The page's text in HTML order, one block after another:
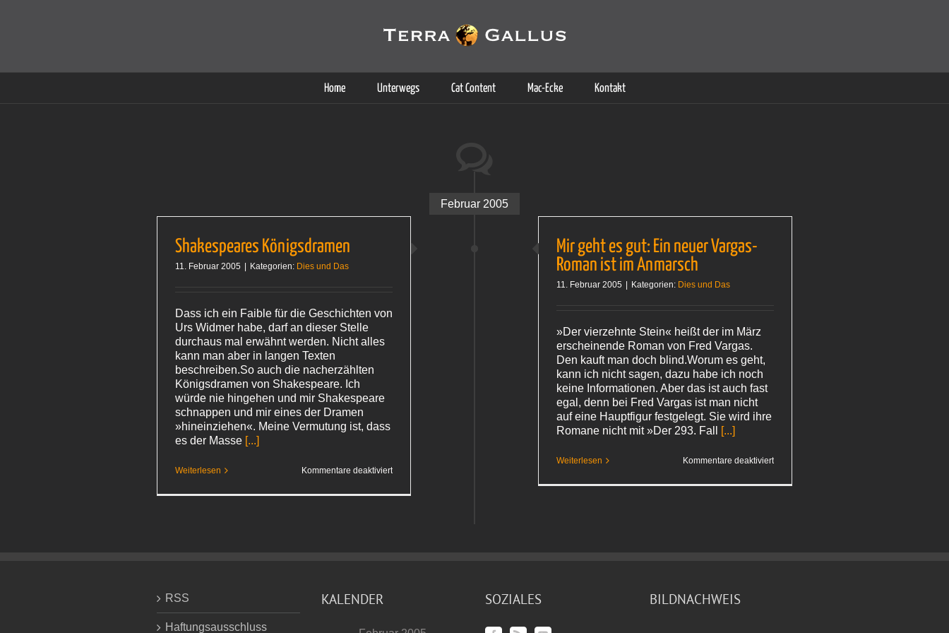
Home Unterwegs Cat Content Mac-Ecke Kontakt
Februar 2005
Shakespeares Königsdramen
11. Februar 2005 Kategorien: Dies und Das
Dass ich ein Faible für die Geschichten von
Urs Widmer habe, darf an dieser Stelle
durchaus mal erwähnt werden. Nicht alles
kann man aber in langen Texten
beschreiben.So auch die nacherzählten
Königsdramen von Shakespeare. Ich
würde nie hingehen und mir Shakespeare
schnappen und mir eines der Dramen
»hineinziehen«. Meine Vermutung ist, dass
es der Masse [...]
Weiterlesen Kommentare deaktiviertfür
Mir geht es gut: Ein neuer Vargas-
Roman ist im Anmarsch
11. Februar 2005 Kategorien: Dies und Das
»Der vierzehnte Stein« heißt der im März
erscheinende Roman von Fred Vargas.
Den kauft man doch blind.Worum es geht,
kann ich nicht sagen, dazu habe ich noch
keine Informationen. Aber das ist auch fast
egal, denn bei Fred Vargas ist man nicht
auf eine Hauptfigur festgelegt. Sie wird ihre
Romane nicht mit »Der 293. Fall
[...]
Weiterlesen Kommentare deaktiviertfür
RSS
Haftungsausschluss
KALENDER SOZIALES BILDNACHWEIS
Cookies helfen auf auf dieser Seite bei der Bereitstellung der Dienste. Durch die Nutzung dieser Webseite erklären Sie sich damit einverstanden, dass Cookies gesetzt werden.
Weitere Informationen